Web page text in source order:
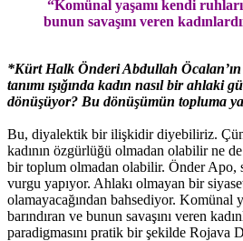
“Komünal yaşamı kendi
bunun savaşını veren
*Kürt Halk Önderi Abdullah
tanımı ışığında kadın nasıl bir ahlaki
dönüşüyor? Bu dönüşümün topluma
Bu, diyalektik bir ilişkidir diyebiliriz.
kadının özgürlüğü olmadan olabilir ne
bir toplum olmadan olabilir. Önder Apo,
vurgu yapıyor. Ahlakı olmayan bir
olamayacağından bahsediyor. Komünal
barındıran ve bunun savaşını veren
paradigmasını pratik bir şekilde Rojava